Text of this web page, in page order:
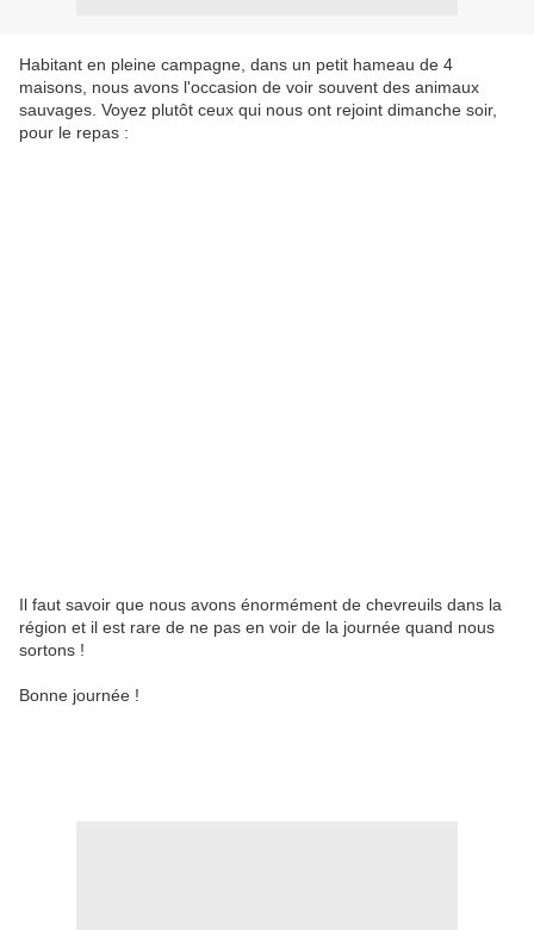
Habitant en pleine campagne, dans un petit hameau de 4
maisons, nous avons l'occasion de voir souvent des animaux
sauvages. Voyez plutôt ceux qui nous ont rejoint dimanche soir,
pour le repas :
Il faut savoir que nous avons énormément de chevreuils dans la
région et il est rare de ne pas en voir de la journée quand nous
sortons !
Bonne journée !